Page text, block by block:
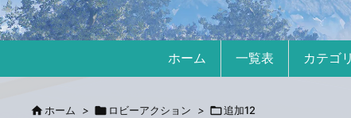
ホーム 一覧表 カテ
 ホーム >  ロビーアクション > 追加12